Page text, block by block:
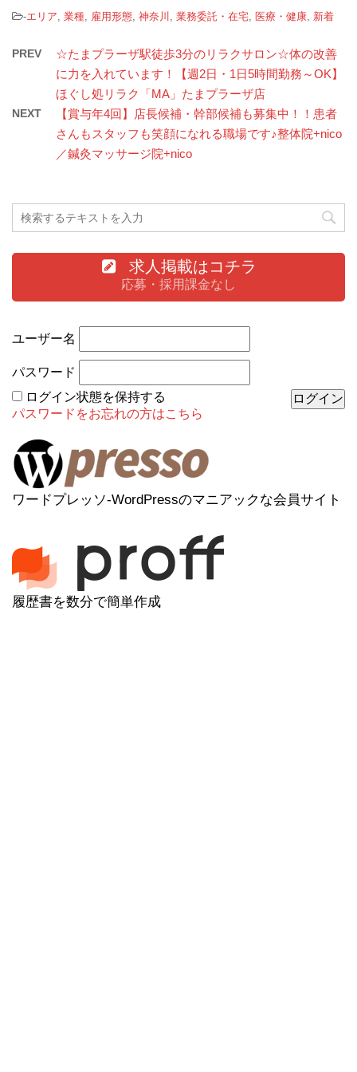
-エリア, 業種, 雇用形態, 神奈川 , 業務委託・在宅, 医療・健康, 新着
PREV
☆たまプラーザ駅徒歩3分のリラクサロン☆体の改善
に力を入れています！【週2日・1日5時間勤務～OK】
ほぐし処リラク「MA」たまプラーザ店
NEXT
【賞与年4回】店長候補・幹部候補も募集中！！患者
さんもスタッフも笑顔になれる職場です♪整体院+nico
／鍼灸マッサージ院+nico
求人掲載はコチラ
応募・採用課金なし
ユーザー名
パスワード
ログイン状態を保持する
パスワードをお忘れの方はこちら
ワードプレッソ-WordPressのマニアックな会員サイト
履歴書を数分で簡単作成